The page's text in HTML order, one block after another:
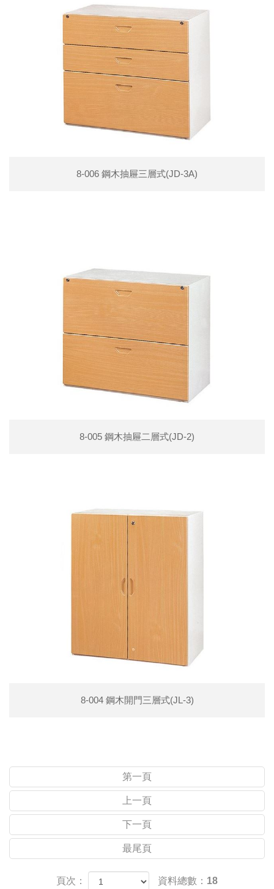
8-006 鋼木抽屜三層式(JD-3A)
8-005 鋼木抽屜二層式(JD-2)
8-004 鋼木開門三層式(JL-3)
第一頁
上一頁
下一頁
最尾頁
頁次： 資料總數：18